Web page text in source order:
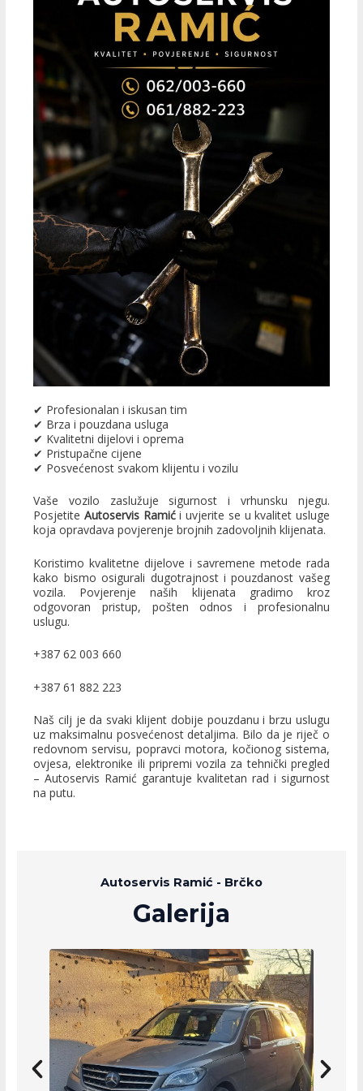
✔ Profesionalan i iskusan tim
✔ Brza i pouzdana usluga
✔ Kvalitetni dijelovi i oprema
✔ Pristupačne cijene
✔ Posvećenost svakom klijentu i vozilu
Vaše vozilo zaslužuje sigurnost i vrhunsku njegu.
Posjetite Autoservis Ramići uvjerite se u kvalitet usluge
koja opravdava povjerenje brojnih zadovoljnih klijenata.
Koristimo kvalitetne dijelove i savremene metode rada
kako bismo osigurali dugotrajnost i pouzdanost vašeg
vozila. Povjerenje naših klijenata gradimo kroz
odgovoran pristup, pošten odnos i profesionalnu
uslugu.
+387 62 003 660
+387 61 882 223
Naš cilj je da svaki klijent dobije pouzdanu i brzu uslugu
uz maksimalnu posvećenost detaljima. Bilo da je riječ o
redovnom servisu, popravci motora, kočionog sistema,
ovjesa, elektronike ili pripremi vozila za tehnički pregled
– Autoservis Ramić garantuje kvalitetan rad i sigurnost
na putu.
Autoservis Ramić - Brčko
Galerija